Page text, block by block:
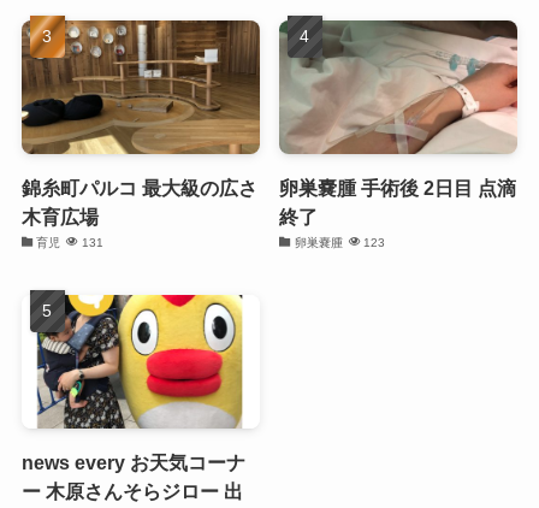
錦糸町パルコ 最大級の広さ
木育広場
育児 131
卵巣嚢腫 手術後 2日目 点滴
終了
卵巣嚢腫 123
news every お天気コーナ
ー 木原さんそらジロー 出